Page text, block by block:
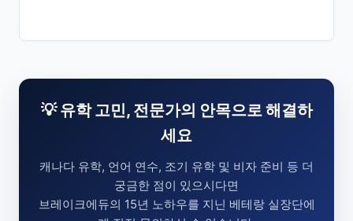
💡 유학 고민, 전문가의 안목으로 해결하
세요
캐나다 유학, 언어 연수, 조기 유학 및 비자 준비 등 더
궁금한 점이 있으시다면
브레이크에듀의 15년 노하우를 지닌 베테랑 실장단에